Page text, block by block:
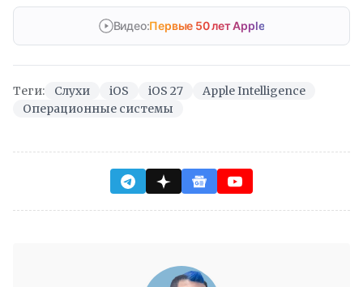
Видео:Первые 50 лет Apple
Теги: Слухи iOS iOS 27
Apple Intelligence
Операционные системы